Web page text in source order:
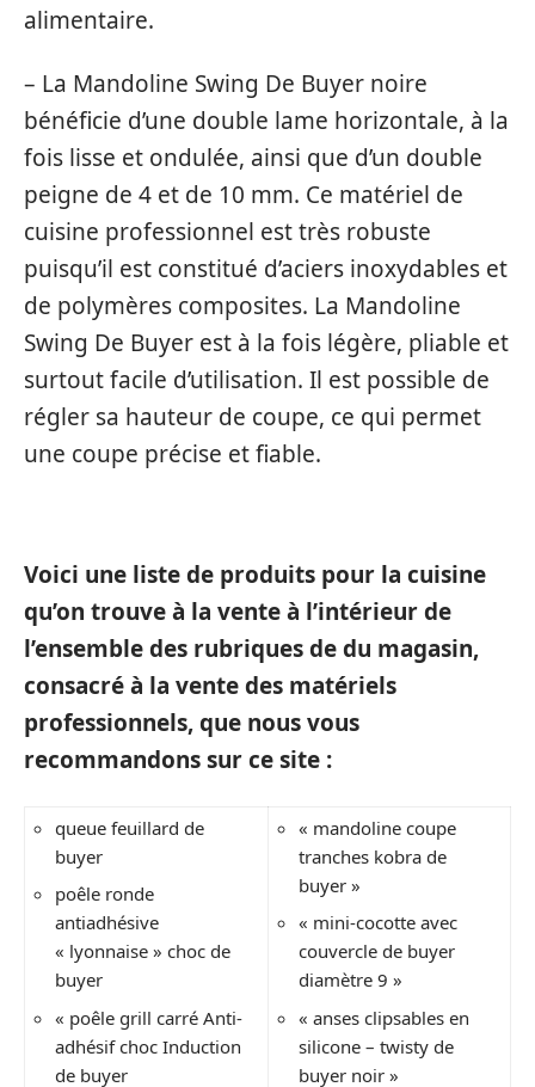
alimentaire.
– La Mandoline Swing De Buyer noire
bénéficie d’une double lame horizontale, à la
fois lisse et ondulée, ainsi que d’un double
peigne de 4 et de 10 mm. Ce matériel de
cuisine professionnel est très robuste
puisqu’il est constitué d’aciers inoxydables et
de polymères composites. La Mandoline
Swing De Buyer est à la fois légère, pliable et
surtout facile d’utilisation. Il est possible de
régler sa hauteur de coupe, ce qui permet
une coupe précise et fiable.
Voici une liste de produits pour la cuisine
qu’on trouve à la vente à l’intérieur de
l’ensemble des rubriques de du magasin,
consacré à la vente des matériels
professionnels, que nous vous
recommandons sur ce site :
queue feuillard de
buyer
poêle ronde
antiadhésive
« lyonnaise » choc de
buyer
« poêle grill carré Anti-
adhésif choc Induction
de buyer
« mandoline coupe
tranches kobra de
buyer »
« mini-cocotte avec
couvercle de buyer
diamètre 9 »
« anses clipsables en
silicone – twisty de
buyer noir »